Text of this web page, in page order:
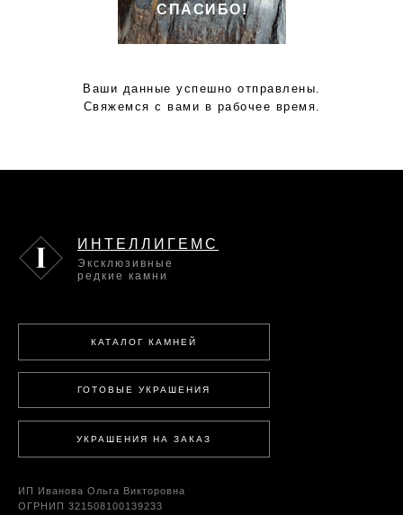
СПАСИБО!
Ваши данные успешно отправлены.
Свяжемся с вами в рабочее время.
КАТАЛОГ КАМНЕЙ
УКРАШЕНИЯ НА ЗАКАЗ
ГОТОВЫЕ УКРАШЕНИЯ
Эксклюзивные
редкие камни
ИНТЕЛЛИГЕМС
ИП Иванова Ольга Викторовна
ОГРНИП 321508100139233